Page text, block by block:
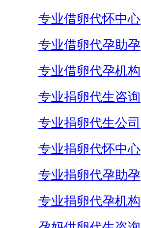
专业借卵代怀中心
专业借卵代孕助孕
专业借卵代孕机构
专业捐卵代生咨询
专业捐卵代生公司
专业捐卵代怀中心
专业捐卵代孕助孕
专业捐卵代孕机构